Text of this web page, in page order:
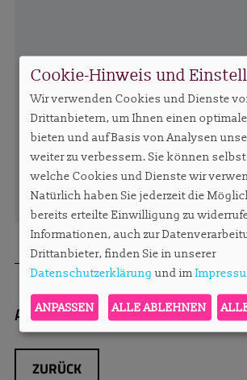
Autorin:Sylvie Konzack
ZURÜCK
Cookie-Hinweis und
Wir verwenden Cookies und Dienste
Drittanbietern, um Ihnen einen
bieten und auf Basis von Analysen
weiter zu verbessern. Sie können
welche Cookies und Dienste wir
Natürlich haben Sie jederzeit die
bereits erteilte Einwilligung zu
Informationen, auch zur
Drittanbieter, finden Sie in unserer
Datenschutzerklärung und im
ANPASSEN ALLE ABLEHNEN